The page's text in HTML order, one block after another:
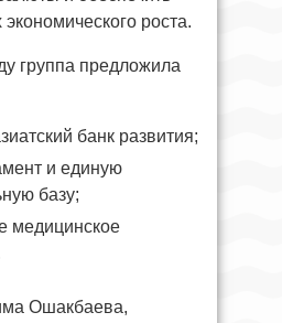
экономического роста.
группа предложила
банк развития;
и единую
базу;
медицинское
Ошакбаева,